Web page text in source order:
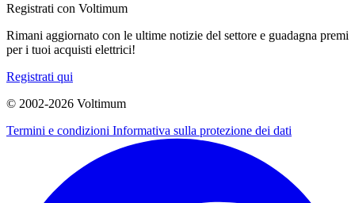
Registrati con Voltimum
Rimani aggiornato con le ultime notizie del settore e guadagna premi
per i tuoi acquisti elettrici!
Registrati qui
© 2002-2026 Voltimum
Termini e condizioni Informativa sulla protezione dei dati